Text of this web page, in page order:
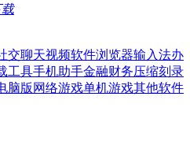
载
交聊天视频软件浏览器输入法办
工具手机助手金融财务压缩刻录
脑版 网络游戏单机游戏其他软件